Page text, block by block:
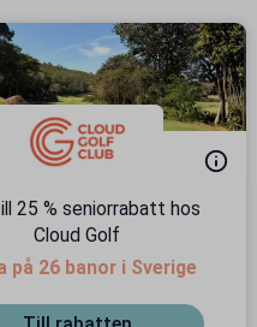
25 % seniorrabatt hos
Cloud Golf
på 26 banor i Sverige